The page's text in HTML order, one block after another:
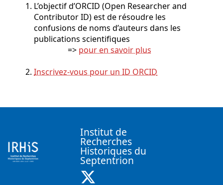
L’objectif d’ORCID (Open Researcher and
Contributor ID) est de résoudre les
confusions de noms d’auteurs dans les
publications scientifiques
=> pour en savoir plus
Inscrivez-vous pour un ID ORCID
Institut de
Recherches
Historiques du
Septentrion